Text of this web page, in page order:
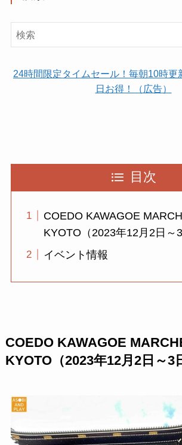
24時間限定タイムセール！毎朝10時更
日お得！（広告）
目次
COEDO KAWAGOE
KYOTO（2023年12月2日～3
イベント情報
COEDO KAWAGOE
KYOTO（2023年12月2日～3